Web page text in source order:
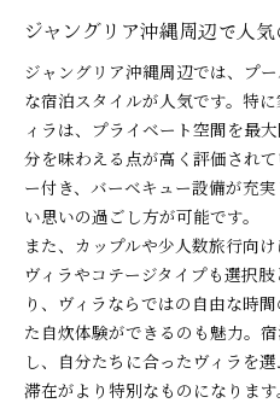
ジャングリア沖縄周辺で人
ジャングリア沖縄周辺では、プ
な宿泊スタイルが人気です。特
ィラは、プライベート空間を最
分を味わえる点が高く評価され
ー付き、バーベキュー設備が充
い思いの過ごし方が可能です。
また、カップルや少人数旅行向
ヴィラやコテージタイプも選択
り、ヴィラならではの自由な時
た自炊体験ができるのも魅力。
し、自分たちに合ったヴィラを
滞在がより特別なものになります